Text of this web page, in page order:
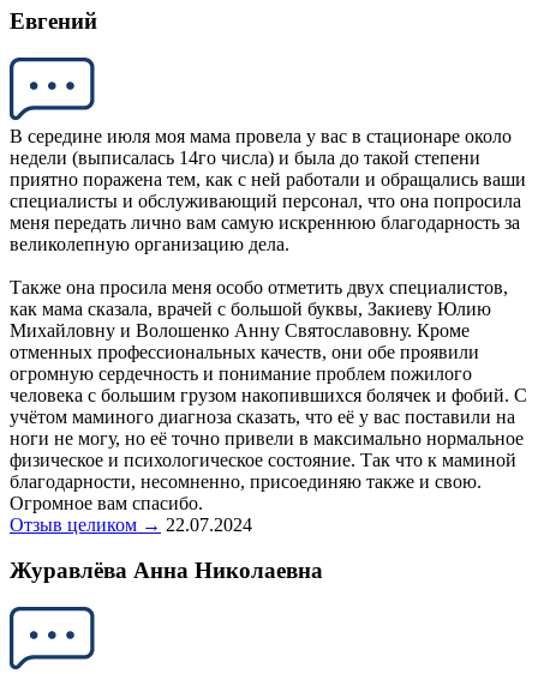
Евгений
В середине июля моя мама провела у вас в стационаре около
недели (выписалась 14го числа) и была до такой степени
приятно поражена тем, как с ней работали и обращались ваши
специалисты и обслуживающий персонал, что она попросила
меня передать лично вам самую искреннюю благодарность за
великолепную организацию дела.
Также она просила меня особо отметить двух специалистов,
как мама сказала, врачей с большой буквы, Закиеву Юлию
Михайловну и Волошенко Анну Святославовну. Кроме
отменных профессиональных качеств, они обе проявили
огромную сердечность и понимание проблем пожилого
человека с большим грузом накопившихся болячек и фобий. С
учётом маминого диагноза сказать, что её у вас поставили на
ноги не могу, но её точно привели в максимально нормальное
физическое и психологическое состояние. Так что к маминой
благодарности, несомненно, присоединяю также и свою.
Огромное вам спасибо.
Отзыв целиком → 22.07.2024
Журавлёва Анна Николаевна